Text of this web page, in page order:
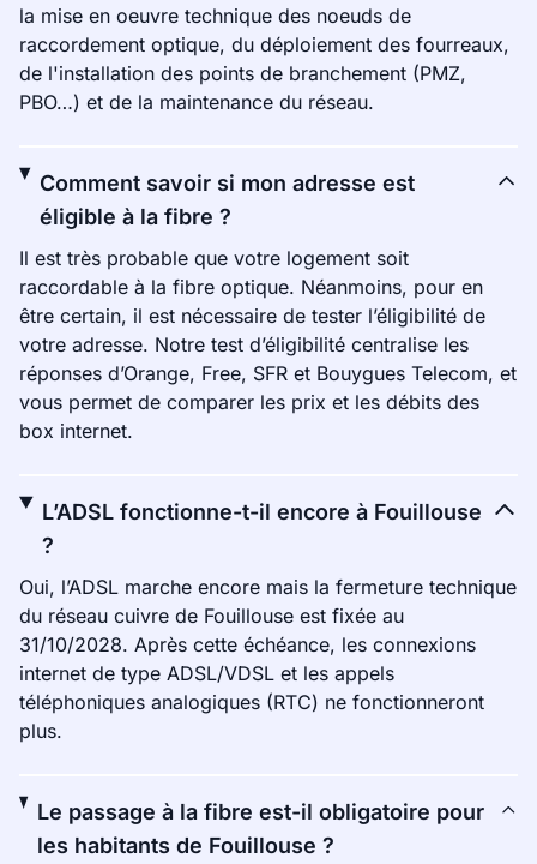
la mise en oeuvre technique des noeuds de
raccordement optique, du déploiement des fourreaux,
de l'installation des points de branchement (PMZ,
PBO…) et de la maintenance du réseau.
Comment savoir si mon adresse est
éligible à la fibre ?
Il est très probable que votre logement soit
raccordable à la fibre optique. Néanmoins, pour en
être certain, il est nécessaire de tester l’éligibilité de
votre adresse. Notre test d’éligibilité centralise les
réponses d’Orange, Free, SFR et Bouygues Telecom, et
vous permet de comparer les prix et les débits des
box internet.
L’ADSL fonctionne-t-il encore à Fouillouse
?
Oui, l’ADSL marche encore mais la fermeture technique
du réseau cuivre de Fouillouse est fixée au
31/10/2028. Après cette échéance, les connexions
internet de type ADSL/VDSL et les appels
téléphoniques analogiques (RTC) ne fonctionneront
plus.
Le passage à la fibre est-il obligatoire pour
les habitants de Fouillouse ?